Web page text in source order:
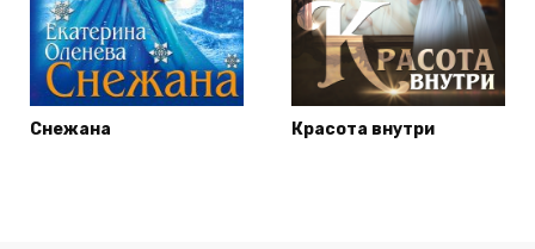
Снежана Красота внутри